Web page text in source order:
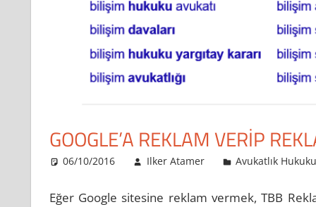
GOOGLE’A REKLAM VERIP
06/10/2016 Ilker Atamer Avukatlık
Eğer Google sitesine reklam vermek, TBB